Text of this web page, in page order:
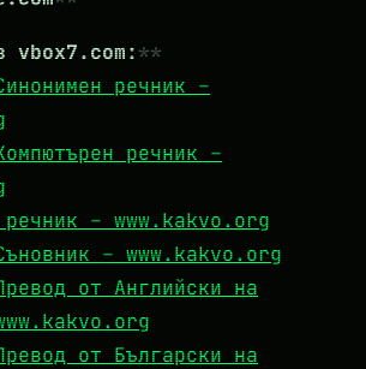
vbox7.com:
речник –
речник –
речник – www.kakvo.org
– www.kakvo.org
от Английски на
от Български на